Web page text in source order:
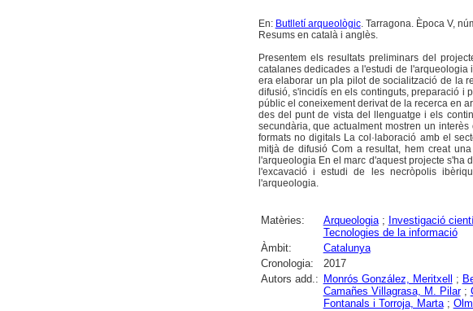
En: Butlletí arqueològic. Tarragona. Època V,
Resums en català i anglès.
Presentem els resultats preliminars del
catalanes dedicades a l'estudi de
era elaborar un pla pilot de socialització de la
difusió, s'incidís en els continguts, preparació i
públic el coneixement derivat de la recerca en
des del punt de vista del llenguatge i els
secundària, que actualment mostren un
formats no digitals La col·laboració amb el
mitjà de difusió Com a resultat, hem creat
l'arqueologia En el marc d'aquest projecte s'ha
l'excavació i estudi de les necròpolis
l'arqueologia.
Matèries: Arqueologia; Investigació
Tecnologies de la informació
Àmbit:
Catalunya
Cronologia:
2017
Autors add.: Monrós González, Meritxell ;
Camañes Villagrasa, M. Pilar;
Fontanals i Torroja, Marta;